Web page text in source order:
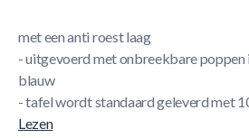
met een anti roest laag
- uitgevoerd met onbreekbare poppen
blauw
- tafel wordt standaard geleverd met
Lezen